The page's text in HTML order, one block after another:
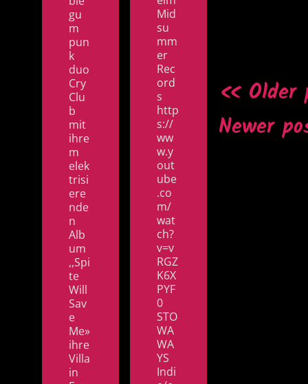
gu
m
pun
k
duo
Cry
Clu
b
mit
ihre
m
elek
trisi
ere
nde
n
Alb
um
,,Spi
te
Will
Sav
e
Me»
ihre
Villa
in
Mid
su
mm
er
Rec
ord
s
http
s://
ww
w.y
out
ube
.co
m/
wat
ch?
v=v
RGZ
K6X
PYF
0
STO
WA
WA
YS
Indi
Older
Newer